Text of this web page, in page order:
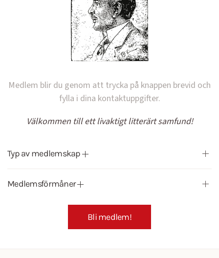
Medlem blir du genom att trycka på knappen brevid och
fylla i dina kontaktuppgifter.
Välkommen till ett livaktigt litterärt samfund!
Typ av medlemskap
Medlemsförmåner
Bli medlem!